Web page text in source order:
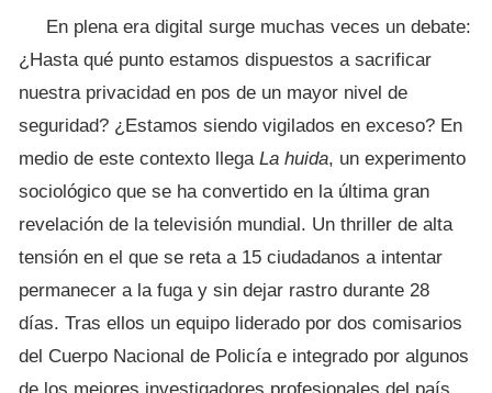
En plena era digital surge muchas veces un debate:
¿Hasta qué punto estamos dispuestos a sacrificar
nuestra privacidad en pos de un mayor nivel de
seguridad? ¿Estamos siendo vigilados en exceso? En
medio de este contexto llega La huida, un experimento
sociológico que se ha convertido en la última gran
revelación de la televisión mundial. Un thriller de alta
tensión en el que se reta a 15 ciudadanos a intentar
permanecer a la fuga y sin dejar rastro durante 28
días. Tras ellos un equipo liderado por dos comisarios
del Cuerpo Nacional de Policía e integrado por algunos